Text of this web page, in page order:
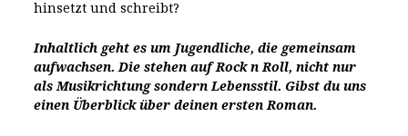
hinsetzt und schreibt?
Inhaltlich geht es um Jugendliche, die gemeinsam
aufwachsen. Die stehen auf Rock n Roll, nicht nur
als Musikrichtung sondern Lebensstil. Gibst du uns
einen Überblick über deinen ersten Roman.